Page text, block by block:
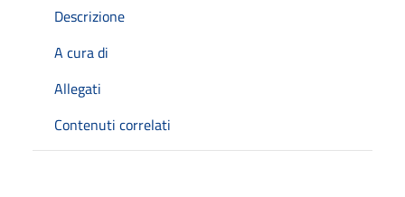
Descrizione
A cura di
Allegati
Contenuti correlati